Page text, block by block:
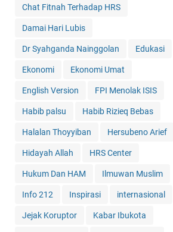
Chat Fitnah Terhadap HRS
Damai Hari Lubis
Dr Syahganda Nainggolan Edukasi
Ekonomi Ekonomi Umat
English Version FPI Menolak ISIS
Habib palsu Habib Rizieq Bebas
Halalan Thoyyiban Hersubeno Arief
Hidayah Allah HRS Center
Hukum Dan HAM Ilmuwan Muslim
Info 212 Inspirasi internasional
Jejak Koruptor Kabar Ibukota